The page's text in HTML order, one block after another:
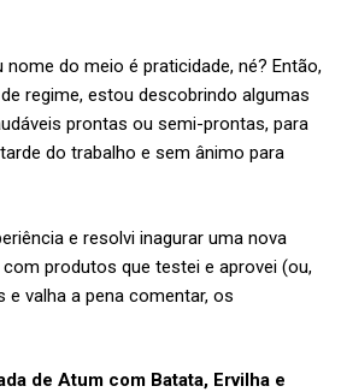
do meio é praticidade, né? Então,
regime, estou descobrindo algumas
prontas ou semi-prontas, para
do trabalho e sem ânimo para
e resolvi inagurar uma nova
produtos que testei e aprovei (ou,
valha a pena comentar, os
de Atum com Batata, Ervilha e